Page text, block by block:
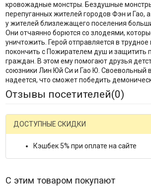
кровожадные монстры. Бездушные
перепуганных жителей городов Фэн и Гао,
у жителей близлежащего поселения
Они отчаянно борются со злодеями,
уничтожить. Герой отправляется в
покончить с Пожирателем душ и защитить
граждан. В этом ему помогают друзья
союзники Лин Юй Си и Гао Ю. Своевольный
надеется, что сможет победить
Отзывы посетителей(0)
ДОСТУПНЫЕ СКИДКИ
Кэшбек 5% при оплате на сайте
С этим товаром покупают